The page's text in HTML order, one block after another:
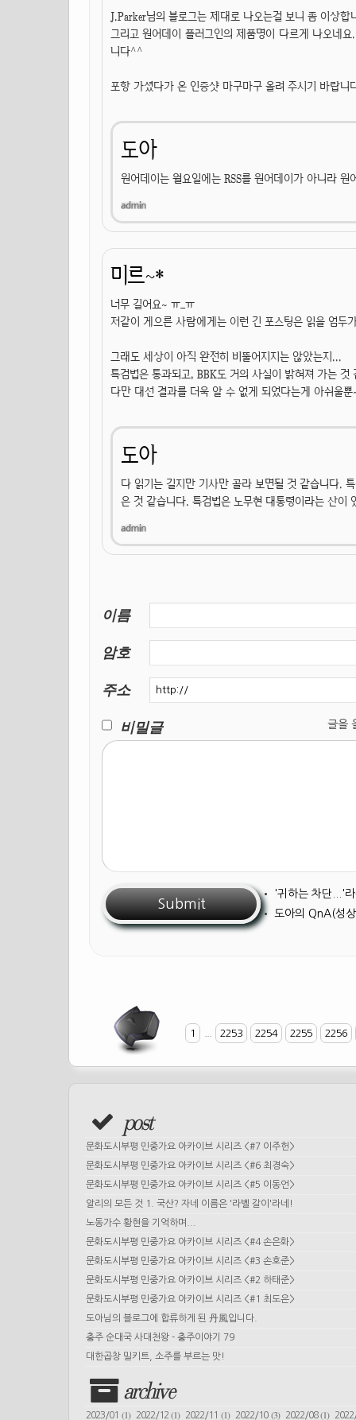
J.Parker님의 블로그는 제대로 나오는걸 보니 좀 이상
그리고 원어데이 플러그인의 제품명이 다르게 나오네
니다^^
포항 가셨다가 온 인증샷 마구마구 올려 주시기 바랍니
도아
원어데이는 월요일에는 RSS를 원어데이가 아니라
미르~*
너무 길어요~ ㅠ_ㅠ
저같이 게으른 사람에게는 이런 긴 포스팅은 읽을 엄두
그래도 세상이 아직 완전히 비뚤어지지는 않았는지...
특검법은 통과되고, BBK도 거의 사실이 밝혀져 가는 것
다만 대선 결과를 더욱 알 수 없게 되었다는게 아쉬울뿐
도아
다 읽기는 길지만 기사만 골라 보면될 것 같습니다.
은 것 같습니다. 특검법은 노무현 대통령이라는 산
이름
암호
주소
비밀글
글을
• '귀하는 차단...'
• 도아의 QnA(성
1 2253 2254 2255 2256
post
문화도시부평 민중가요 아카이브 시리즈 <#7 이주헌>
문화도시부평 민중가요 아카이브 시리즈 <#6 최경숙>
문화도시부평 민중가요 아카이브 시리즈 <#5 이동언>
알리의 모든 것 1. 국산? 자네 이름은 '라벨 갈이'라네!
노동가수 황현을 기억하며...
문화도시부평 민중가요 아카이브 시리즈 <#4 손은화>
문화도시부평 민중가요 아카이브 시리즈 <#3 손호준>
문화도시부평 민중가요 아카이브 시리즈 <#2 하태준>
문화도시부평 민중가요 아카이브 시리즈 <#1 최도은>
도아님의 블로그에 합류하게 된 丹風입니다.
충주 순대국 사대천왕 - 충주이야기 79
대한곱창 밀키트, 소주를 부르는 맛!
archive
2023/01 (1) 2022/12(1) 2022/11(1) 2022/10 (3) 2022/08(1)